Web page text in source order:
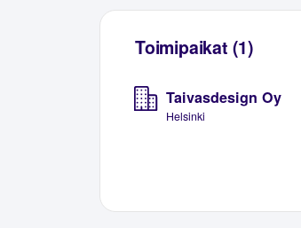
Toimipaikat (1)
Taivasdesign Oy
Helsinki